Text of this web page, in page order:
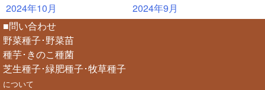
2024年10月
2024年9月
■問い合わせ
野菜種子･野菜苗
種芋･きのこ種菌
芝生種子･緑肥種子･牧草種子
について